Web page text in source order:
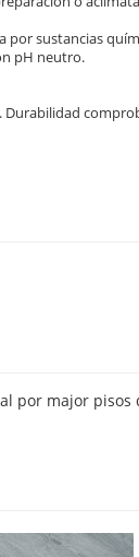
por sustancias
pH neutro.
Durabilidad
por major pisos